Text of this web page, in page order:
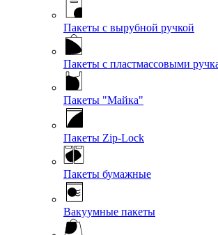
Пакеты с вырубной ручкой
Пакеты с пластмассовыми
Пакеты "Майка"
Пакеты Zip-Lock
Пакеты бумажные
Вакуумные пакеты